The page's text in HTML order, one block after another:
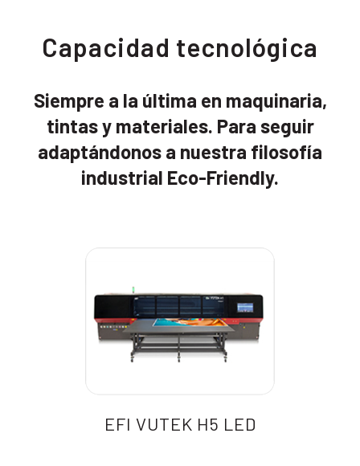
Capacidad tecnológica
Siempre a la última en maquinaria,
tintas y materiales. Para seguir
adaptándonos a nuestra filosofía
industrial Eco-Friendly.
EFI VUTEK H5 LED